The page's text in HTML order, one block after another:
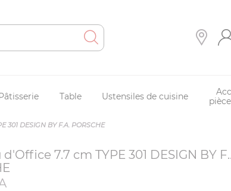
Table Ustensiles de cuisine
301 DESIGN BY F.A. PORSCHE
7.7 cm TYPE 301 DESIGN BY